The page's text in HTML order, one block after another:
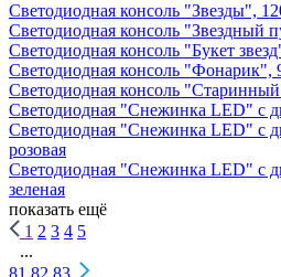
Светодиодная консоль "Звезды",
Светодиодная консоль "Звездный
Светодиодная консоль "Букет
Светодиодная консоль "Фонарик",
Светодиодная консоль
Светодиодная "Снежинка LED" с
Светодиодная "Снежинка LED" с
розовая
Светодиодная "Снежинка LED" с
зеленая
показать ещё
1 2 3 4 5
...
81 82 83